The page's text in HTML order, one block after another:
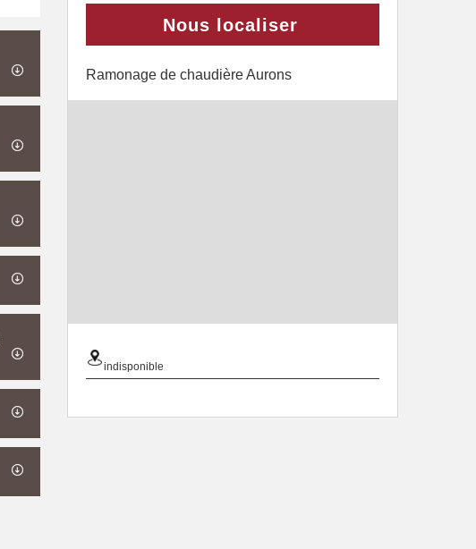
Nous localiser
Ramonage de chaudière Aurons
indisponible